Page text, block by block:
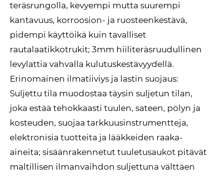
teräsrungolla, kevyempi mutta suurempi
kantavuus, korroosion- ja ruosteenkestävä,
pidempi käyttöikä kuin tavalliset
rautalaatikkotrukit; 3mm hiiliteräsruudullinen
levylattia vahvalla kulutuskestävyydellä.
Erinomainen ilmatiiviys ja lastin suojaus:
Suljettu tila muodostaa täysin suljetun tilan,
joka estää tehokkaasti tuulen, sateen, pölyn ja
kosteuden, suojaa tarkkuusinstrumentteja,
elektronisia tuotteita ja lääkkeiden raaka-
aineita; sisäänrakennetut tuuletusaukot pitävät
maltillisen ilmanvaihdon suljettuna välttäen